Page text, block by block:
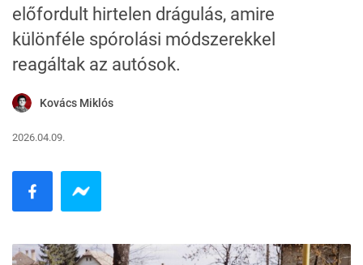
előfordult hirtelen drágulás, amire
különféle spórolási módszerekkel
reagáltak az autósok.
Kovács Miklós
2026.04.09.